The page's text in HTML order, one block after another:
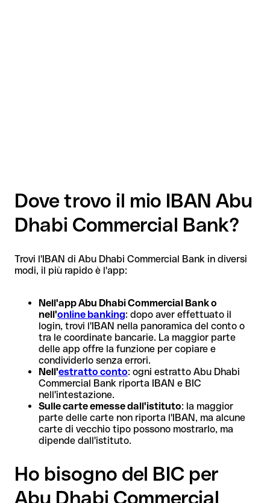
Dove trovo il mio IBAN Abu
Dhabi Commercial Bank?
Trovi l'IBAN di Abu Dhabi Commercial Bank in diversi
modi, il più rapido è l'app:
Nell'app Abu Dhabi Commercial Bank o
nell'online banking: dopo aver effettuato il
login, trovi l'IBAN nella panoramica del conto o
tra le coordinate bancarie. La maggior parte
delle app offre la funzione per copiare e
condividerlo senza errori.
Nell'estratto conto: ogni estratto Abu Dhabi
Commercial Bank riporta IBAN e BIC
nell'intestazione.
Sulle carte emesse dall'istituto: la maggior
parte delle carte non riporta l'IBAN, ma alcune
carte di vecchio tipo possono mostrarlo, ma
dipende dall'istituto.
Ho bisogno del BIC per
Abu Dhabi Commercial